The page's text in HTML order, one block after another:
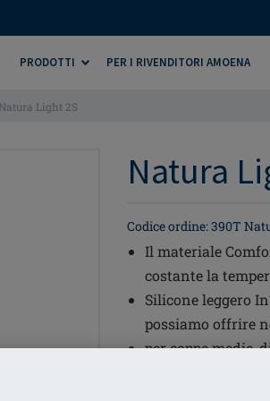
PRODOTTI PER I RIVENDITORI AMOENA
Natura Light 2S
Natura
Codice ordine: 390T
Il materiale
costante la
Silicone leggero
possiamo offrire
per coppe medie,
Forma
Un sottile strato